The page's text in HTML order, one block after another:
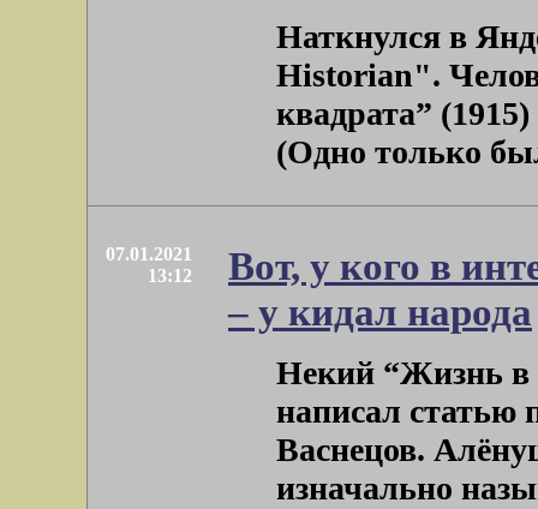
Наткнулся в
Historian".
квадрата”
(Одно только
07.01.2021
13:12
Вот, у кого в
– у кидал народа
Некий “Жизнь в
написал статью
Васнецов.
изначально